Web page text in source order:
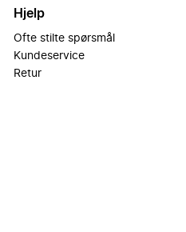
Hjelp
Ofte stilte spørsmål
Kundeservice
Retur